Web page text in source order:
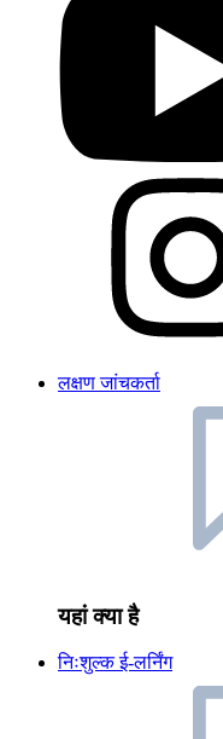
लक्षण जांचकर्ता
यहां क्या है
निःशुल्क ई-लर्निंग